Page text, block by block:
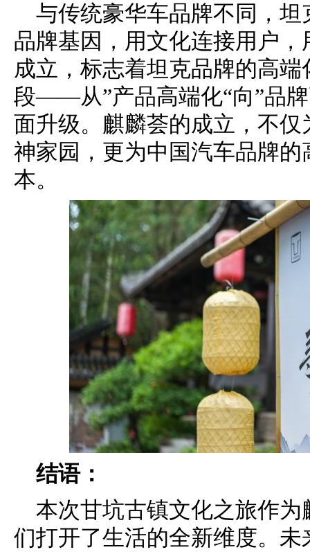
与传统豪华车品牌不同，
品牌基因，用文化连接用户
成立，标志着坦克品牌的高
段——从”产品高端化“向”品牌
面升级。麒麟荟的成立，不
神家园，更为中国汽车品牌
本。
结语：
本次甘坑古镇文化之旅作
们打开了生活的全新维度。